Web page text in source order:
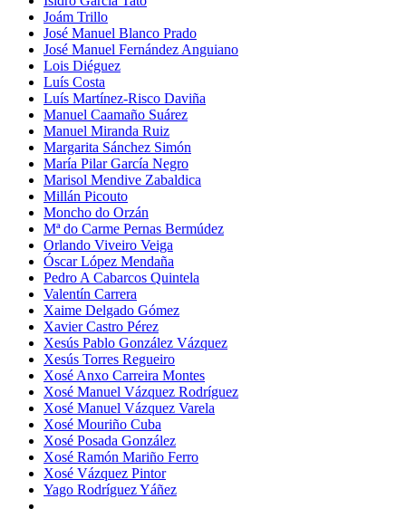
Joám Trillo
José Manuel Blanco Prado
José Manuel Fernández Anguiano
Lois Diéguez
Luís Costa
Luís Martínez-Risco Daviña
Manuel Caamaño Suárez
Manuel Miranda Ruiz
Margarita Sánchez Simón
María Pilar García Negro
Marisol Mendive Zabaldica
Millán Picouto
Moncho do Orzán
Mª do Carme Pernas Bermúdez
Orlando Viveiro Veiga
Óscar López Mendaña
Pedro A Cabarcos Quintela
Valentín Carrera
Xaime Delgado Gómez
Xavier Castro Pérez
Xesús Pablo González Vázquez
Xesús Torres Regueiro
Xosé Anxo Carreira Montes
Xosé Manuel Vázquez Rodríguez
Xosé Manuel Vázquez Varela
Xosé Mouriño Cuba
Xosé Posada González
Xosé Ramón Mariño Ferro
Xosé Vázquez Pintor
Yago Rodríguez Yáñez